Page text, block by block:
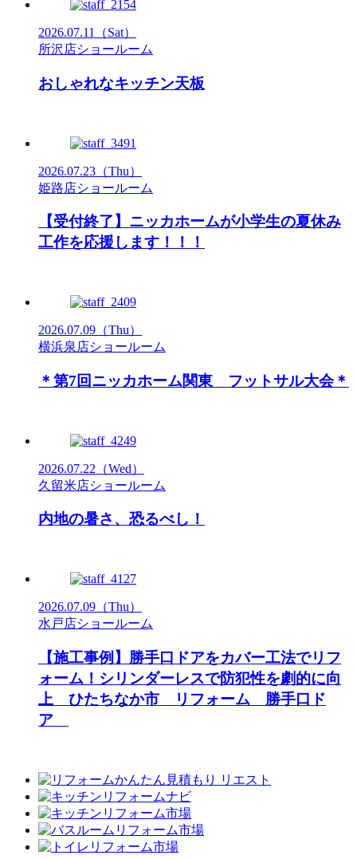
2026.07.11
（Sat）
所沢店ショールーム
おしゃれなキッチン天板
2026.07.23 （Thu）
姫路店ショールーム
【受付終了】ニッカホームが小学生の夏休み
工作を応援します！！！
2026.07.09 （Thu）
横浜泉店ショールーム
＊第7回ニッカホーム関東 フットサル大会＊
2026.07.22 （Wed）
久留米店ショールーム
内地の暑さ、恐るべし！
2026.07.09 （Thu）
水戸店ショールーム
【施工事例】勝手口ドアをカバー工法でリフ
ォーム！シリンダーレスで防犯性を劇的に向
上 ひたちなか市 リフォーム 勝手口ド
ア